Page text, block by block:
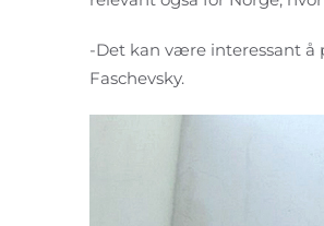
-Det kan være interessant å
Faschevsky.